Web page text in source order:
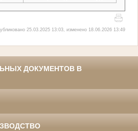
25.03.2025 13:03, изменено 18.06.2026 13:49
ДОКУМЕНТОВ В